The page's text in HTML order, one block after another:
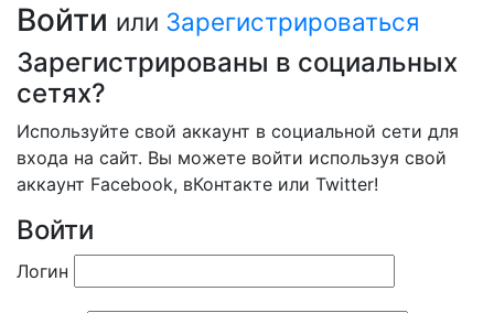
Войти или Зарегистрироваться
Зарегистрированы в социальных
сетях?
Используйте свой аккаунт в социальной сети для
входа на сайт. Вы можете войти используя свой
аккаунт Facebook, вКонтакте или Twitter!
Войти
Логин